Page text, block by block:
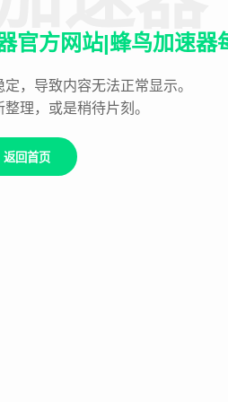
官方网站|蜂鸟加速器
，导致内容无法正常显示。
理，或是稍待片刻。
返回首页